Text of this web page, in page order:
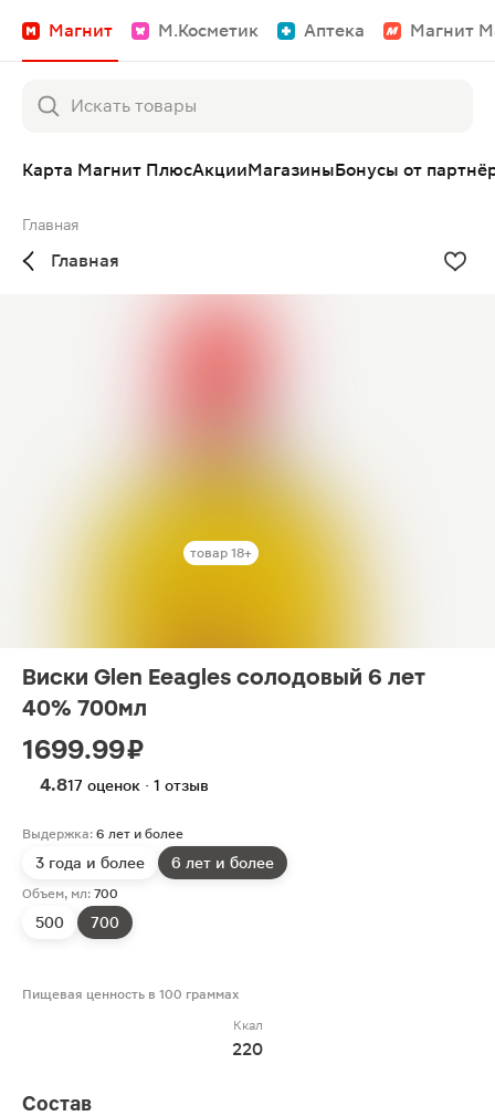
Магнит М.Косметик Аптека Магнит
Карта Магнит ПлюсАкцииМагазиныБонусы от
Главная
Главная
товар 18+
Виски Glen Eeagles солодовый 6 лет
40% 700мл
1699.99 ₽
4.817 оценок · 1 отзыв
Выдержка: 6 лет и более
3 года и более 6 лет и более
Объем, мл: 700
500 700
Пищевая ценность в 100 граммах
Ккал
220
Состав